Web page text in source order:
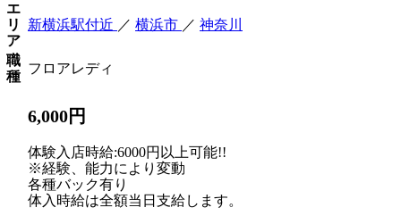
エ
リ
ア
新横浜駅付近 ／ 横浜市 ／ 神奈川
職
種
フロアレディ
6,000円
体験入店時給:6000円以上可能!!
※経験、能力により変動
各種バック有り
体入時給は全額当日支給します。